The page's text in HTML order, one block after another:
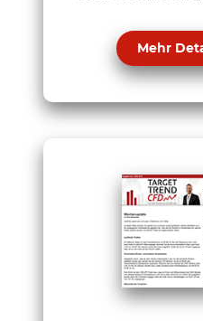
Mehr